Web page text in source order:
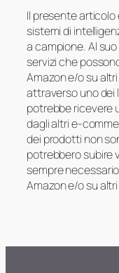
Il presente articolo
sistemi di
a campione. Al
servizi che
Amazon e/o su
attraverso uno dei
potrebbe ricevere
dagli altri e-
dei prodotti non
potrebbero subire
sempre
Amazon e/o su